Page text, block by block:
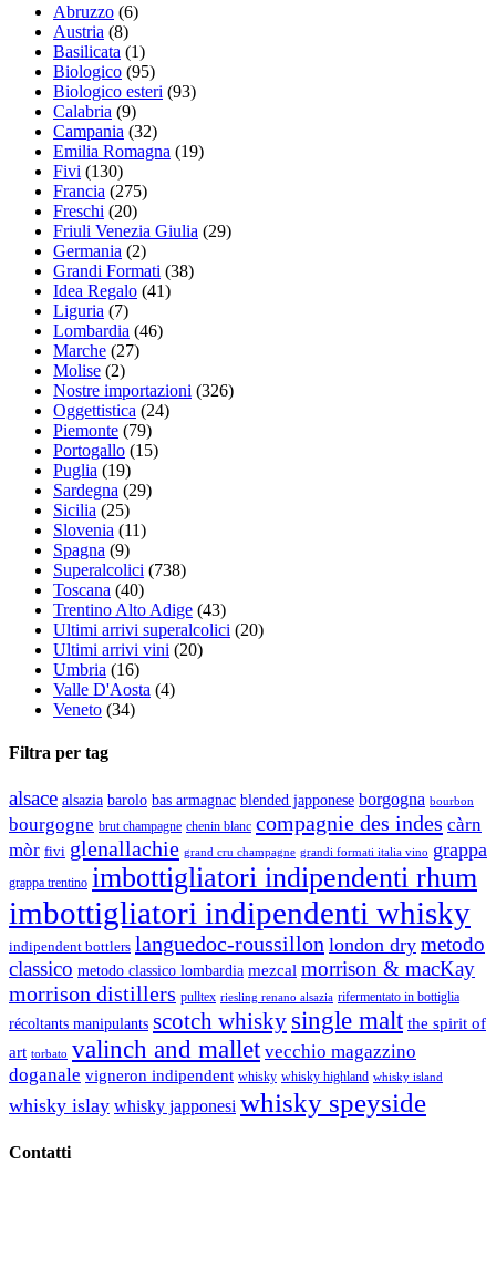
Abruzzo (6)
Austria (8)
Basilicata (1)
Biologico (95)
Biologico esteri (93)
Calabria (9)
Campania (32)
Emilia Romagna (19)
Fivi (130)
Francia (275)
Freschi (20)
Friuli Venezia Giulia (29)
Germania (2)
Grandi Formati (38)
Idea Regalo (41)
Liguria (7)
Lombardia (46)
Marche (27)
Molise (2)
Nostre importazioni (326)
Oggettistica (24)
Piemonte (79)
Portogallo (15)
Puglia (19)
Sardegna (29)
Sicilia (25)
Slovenia (11)
Spagna (9)
Superalcolici (738)
Toscana (40)
Trentino Alto Adige (43)
Ultimi arrivi superalcolici (20)
Ultimi arrivi vini (20)
Umbria (16)
Valle D'Aosta (4)
Veneto (34)
Filtra per tag
alsace alsazia barolo bas armagnac blended japponese borgogna bourbon
bourgogne brut champagne chenin blanc compagnie des indes càrn
mòr fivi glenallachie grand cru champagne grandi formati italia vino grappa
grappa trentino imbottigliatori indipendenti rhum
imbottigliatori indipendenti whisky
indipendent bottlers languedoc-roussillon london dry metodo
classico metodo classico lombardia mezcal morrison & macKay
morrison distillers pulltex riesling renano alsazia rifermentato in bottiglia
récoltants manipulants scotch whisky single malt the spirit of
art torbato valinch and mallet vecchio magazzino
doganale vigneron indipendent whisky whisky highland whisky island
whisky islay whisky japponesi whisky speyside
Contatti